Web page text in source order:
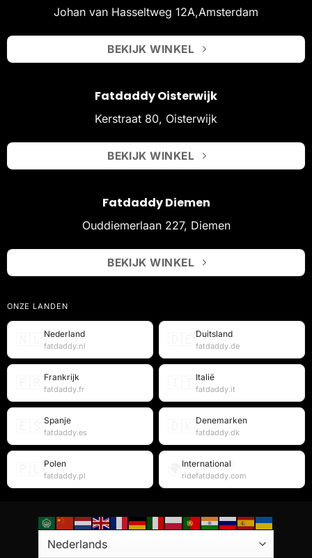
Johan van Hasseltweg 12A,Amsterdam
BEKIJK WINKEL
Fatdaddy Oisterwijk
Kerstraat 80, Oisterwijk
BEKIJK WINKEL
Fatdaddy Diemen
Ouddiemerlaan 227, Diemen
BEKIJK WINKEL
ONZE LANDEN
Nederland
fatdaddy.nl
Duitsland
fatdaddy.de
Frankrijk
fatdaddy.fr
Italië
fatdaddy.it
Spanje
fatdaddy.es
Denemarken
fatdaddy.dk
Polen
fatdaddy.pl
International
ridefatdaddy.com